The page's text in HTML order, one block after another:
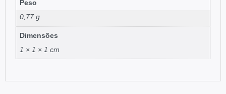
Peso
0,77 g
Dimensões
1 × 1 × 1 cm